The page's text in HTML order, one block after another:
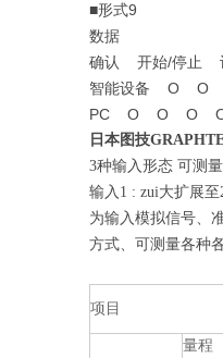
■形式9
数据
确认 开始/停止
智能设备 Ο
PC Ο Ο Ο
日本图技
3种输入形态 可测
输入1 : zui大扩展
为输入模拟信号、
方式、可测量各种
项目
量程